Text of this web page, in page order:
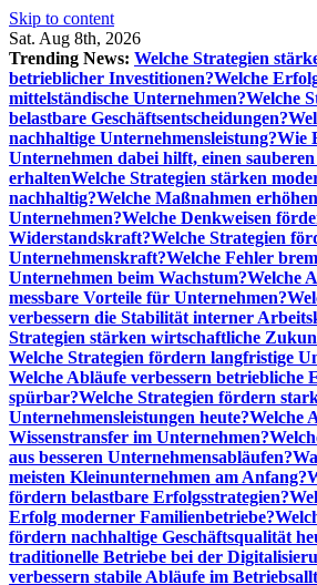
Skip to content
Sat. Aug 8th, 2026
Trending News: Welche Strategien
betrieblicher Investitionen?Welche
mittelständische Unternehmen?Welche
belastbare Geschäftsentscheidungen?
nachhaltige Unternehmensleistung?Wie
Unternehmen dabei hilft, einen
erhaltenWelche Strategien stärken
nachhaltig?Welche Maßnahmen
Unternehmen?Welche Denkweisen
Widerstandskraft?Welche Strategien
Unternehmenskraft?Welche Fehler
Unternehmen beim Wachstum?Welche
messbare Vorteile für Unternehmen?
verbessern die Stabilität interner
Strategien stärken wirtschaftliche
Welche Strategien fördern langfristige
Welche Abläufe verbessern betriebliche
spürbar?Welche Strategien fördern
Unternehmensleistungen heute?Welche
Wissenstransfer im Unternehmen?
aus besseren Unternehmensabläufen?
meisten Kleinunternehmen am Anfang?
fördern belastbare Erfolgsstrategien?
Erfolg moderner Familienbetriebe?
fördern nachhaltige Geschäftsqualität
traditionelle Betriebe bei der
verbessern stabile Abläufe im